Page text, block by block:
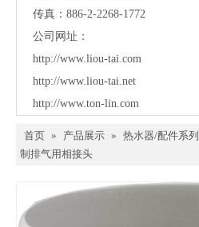
传真：886-2-2268-1772
公司网址：
http://www.liou-tai.com
http://www.liou-tai.net
http://www.ton-lin.com
首页 » 产品展示 » 热水器/配件系列
制排气用相接头